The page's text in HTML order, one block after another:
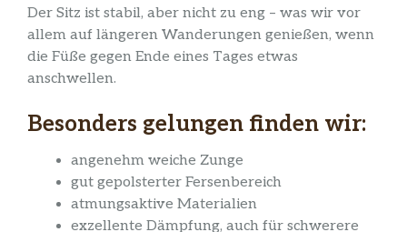
Der Sitz ist stabil, aber nicht zu eng – was wir vor
allem auf längeren Wanderungen genießen, wenn
die Füße gegen Ende eines Tages etwas
anschwellen.
Besonders gelungen finden wir:
angenehm weiche Zunge
gut gepolsterter Fersenbereich
atmungsaktive Materialien
exzellente Dämpfung, auch für schwerere